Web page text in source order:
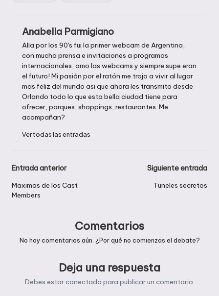
Anabella Parmigiano
Alla por los 90's fui la primer webcam de Argentina,
con mucha prensa e invitaciones a programas
internacionales, amo las webcams y siempre supe eran
el futuro! Mi pasión por el ratón me trajo a vivir al lugar
mas feliz del mundo asi que ahora les transmito desde
Orlando todo lo que esta bella ciudad tiene para
ofrecer, parques, shoppings, restaurantes. Me
acompañan?
Ver todas las entradas
Navegación
de
entradas
Entrada anterior
Maximas de los Cast
Members
Siguiente entrada
Tuneles secretos
Comentarios
No hay comentarios aún. ¿Por qué no comienzas el debate?
Deja una respuesta
Debes estarconectado para publicar un comentario.